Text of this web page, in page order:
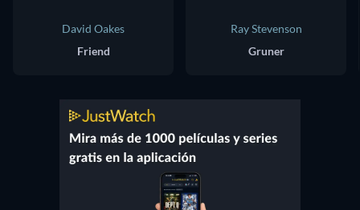
David Oakes
Friend
Ray Stevenson
Gruner